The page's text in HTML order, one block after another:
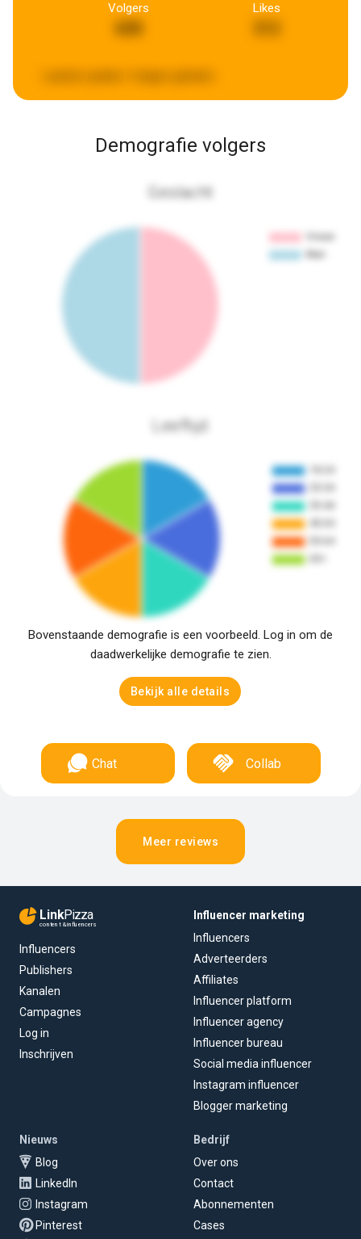
Volgers
608
Likes
Demografie volgers
Geslacht
Leeftijd
Bovenstaande demografie is een voorbeeld. Log in om de
daadwerkelijke demografie te zien.
Bekijk alle details
Chat Collab
Meer reviews
LinkPizza
content & influencers
Influencers
Publishers
Kanalen
Campagnes
Log in
Inschrijven
Influencer marketing
Influencers
Adverteerders
Affiliates
Influencer platform
Influencer agency
Influencer bureau
Social media influencer
Instagram influencer
Blogger marketing
Nieuws
Blog
LinkedIn
Instagram
Pinterest
Bedrijf
Over ons
Contact
Abonnementen
Cases